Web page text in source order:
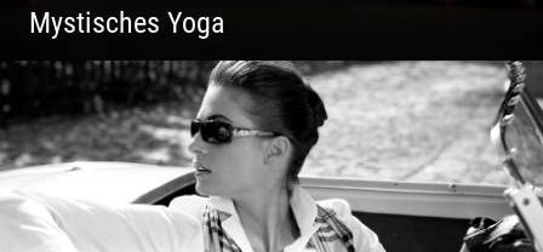
Mystisches Yoga
Yoga und Meditation – mystisch inszeniert